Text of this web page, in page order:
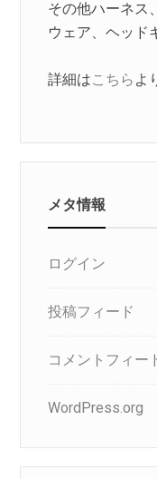
その他ハーネス
ウェア、ヘッド
詳細はこちら よ
メタ情報
ログイン
投稿フィード
コメントフィー
WordPress.org